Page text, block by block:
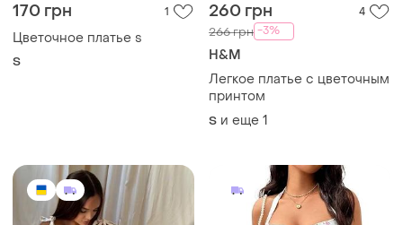
170 грн 1
Цветочное платье s
S
260 грн 4
266 грн -3%
H&M
Легкое платье с цветочным
принтом
S и еще 1